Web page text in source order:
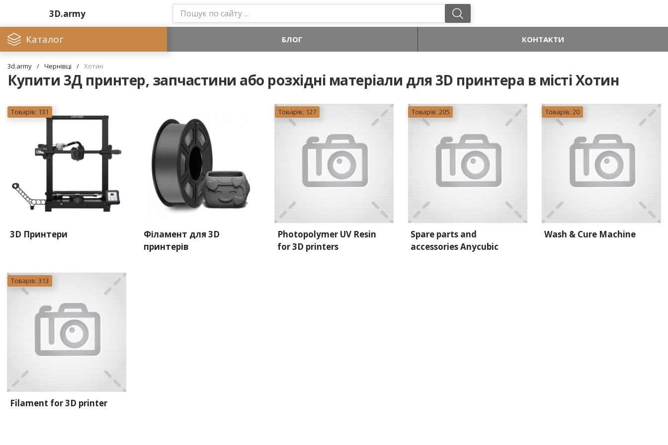
3D.army
Каталог БЛОГ КОНТАКТИ
3d.army / Чернівці / Хотин
Купити 3Д принтер, запчастини або розхідні матеріали для 3D принтера в місті Хотин
Товарів: 131
3D Принтери
Філамент для 3D
принтерів
Товарів: 127
Photopolymer UV Resin
for 3D printers
Товарів: 205
Spare parts and
accessories Anycubic
Товарів: 20
Wash & Cure Machine
Товарів: 313
Filament for 3D printer